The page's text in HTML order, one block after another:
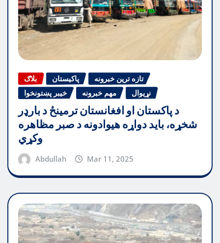
بلاګ پاکیستان
تازه ترین خبرونه
خیبر پښتونخوا
مهم خبرونه نړیوال
د پاکستان او افغانستان ترمینځ د بارډر
شخړه، باید دواړه هیوادونه د صبر مظاهره
وکړي
Abdullah Mar 11, 2025